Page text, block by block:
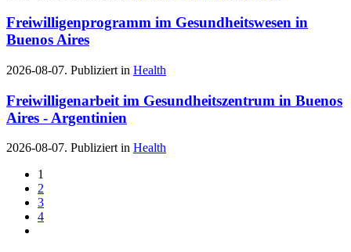
Freiwilligenprogramm im Gesundheitswesen in
Buenos Aires
2026-08-07. Publiziert in Health
Freiwilligenarbeit im Gesundheitszentrum in Buenos
Aires - Argentinien
2026-08-07. Publiziert in Health
1
2
3
4